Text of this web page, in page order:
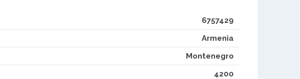
6757429
Armenia
Montenegro
4200